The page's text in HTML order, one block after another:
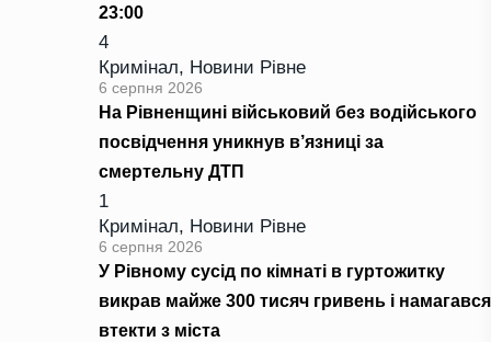
23:00
4
Кримінал, Новини Рівне
6 серпня 2026
На Рівненщині військовий без водійського
посвідчення уникнув в’язниці за
смертельну ДТП
1
Кримінал, Новини Рівне
6 серпня 2026
У Рівному сусід по кімнаті в гуртожитку
викрав майже 300 тисяч гривень і намагався
втекти з міста